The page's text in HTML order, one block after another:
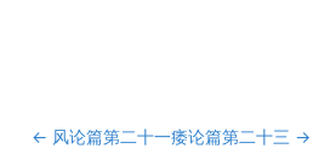
← 风论篇第二十一痿论篇第二十三 →